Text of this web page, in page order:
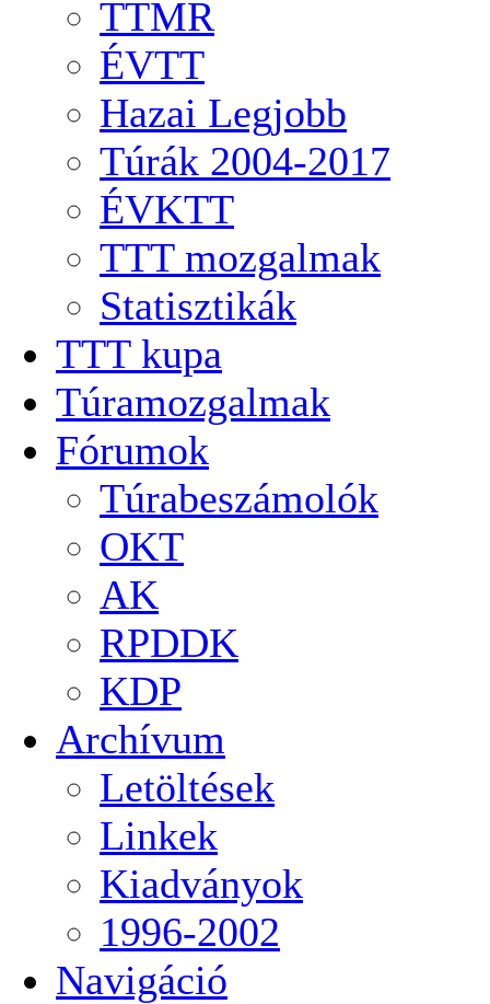
TTMR
ÉVTT
Hazai Legjobb
Túrák 2004-2017
ÉVKTT
TTT mozgalmak
Statisztikák
TTT kupa
Túramozgalmak
Fórumok
Túrabeszámolók
OKT
AK
RPDDK
KDP
Archívum
Letöltések
Linkek
Kiadványok
1996-2002
Navigáció